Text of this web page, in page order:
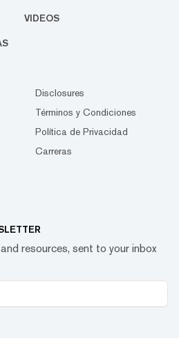
VIDEOS
Disclosures
Términos y Condiciones
Política de Privacidad
Carreras
resources, sent to your inbox